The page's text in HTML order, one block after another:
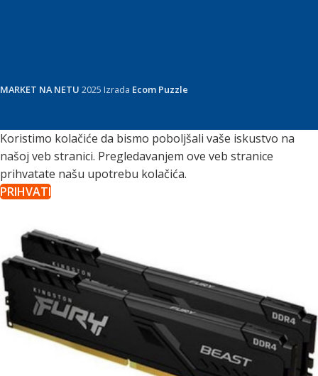
MARKET NA NETU 2025 Izrada Ecom Puzzle
Koristimo kolačiće da bismo poboljšali vaše iskustvo na
našoj veb stranici. Pregledavanjem ove veb stranice
prihvatate našu upotrebu kolačića.
PRIHVATI